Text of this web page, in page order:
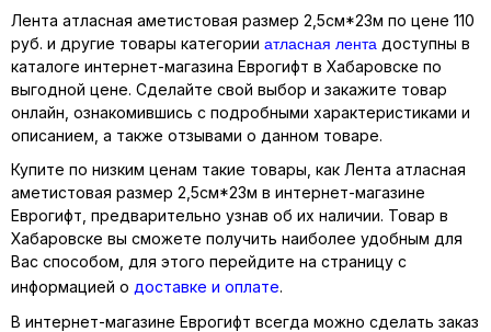
Лента атласная аметистовая размер 2,5см*23м по цене 110
руб. и другие товары категории атласная лента доступны в
каталоге интернет-магазина Еврогифт в Хабаровске по
выгодной цене. Сделайте свой выбор и закажите товар
онлайн, ознакомившись с подробными характеристиками и
описанием, а также отзывами о данном товаре.
Купите по низким ценам такие товары, как Лента атласная
аметистовая размер 2,5см*23м в интернет-магазине
Еврогифт, предварительно узнав об их наличии. Товар в
Хабаровске вы сможете получить наиболее удобным для
Вас способом, для этого перейдите на страницу с
информацией о доставке и оплате.
В интернет-магазине Еврогифт всегда можно сделать заказ